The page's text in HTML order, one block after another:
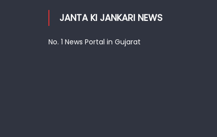
JANTA KI JANKARI NEWS
No. 1 News Portal in Gujarat